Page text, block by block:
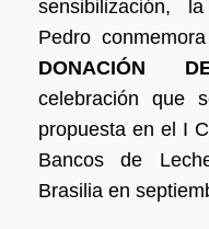
sensibilización,
Pedro
DONACIÓN
celebración que
propuesta en el I
Bancos de
Brasilia en